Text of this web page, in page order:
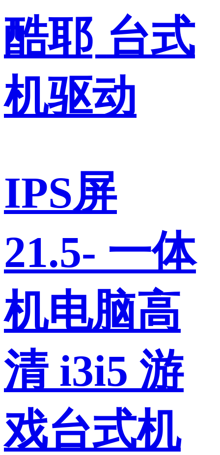
酷耶 台式
机驱动
IPS屏
21.5- 一体
机电脑高
清 i3i5 游
戏台式机